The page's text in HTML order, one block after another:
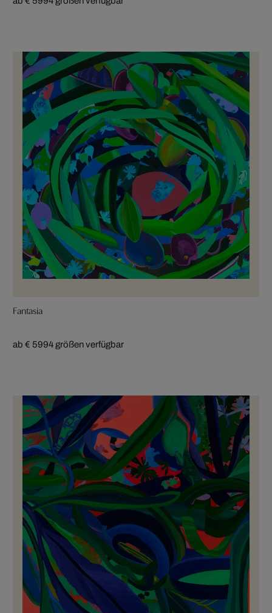
Fantasia
ab € 5994 größen verfügbar